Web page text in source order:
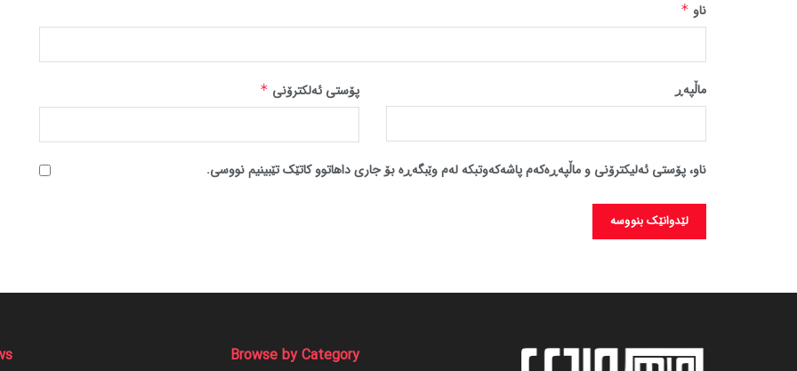
ناو *
پۆستی ئەلکترۆنی * ماڵپه‌ڕ
ناو، پۆستی ئەلیکترۆنی و ماڵپەڕەکەم پاشەکەوتبکە لەم وێبگەڕە بۆ جاری داهاتوو کاتێک تێبینیم نووسی.
Browse by Category